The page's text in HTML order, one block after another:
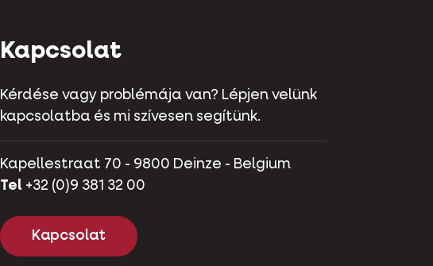
Kapcsolat
Kérdése vagy problémája van? Lépjen velünk
kapcsolatba és mi szívesen segítünk.
Kapellestraat 70 - 9800 Deinze - Belgium
Tel +32 (0)9 381 32 00
Kapcsolat